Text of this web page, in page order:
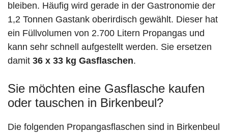
bleiben. Häufig wird gerade in der Gastronomie der
1,2 Tonnen Gastank oberirdisch gewählt. Dieser hat
ein Füllvolumen von 2.700 Litern Propangas und
kann sehr schnell aufgestellt werden. Sie ersetzen
damit 36 x 33 kg Gasflaschen.
Sie möchten eine Gasflasche kaufen
oder tauschen in Birkenbeul?
Die folgenden Propangasflaschen sind in Birkenbeul